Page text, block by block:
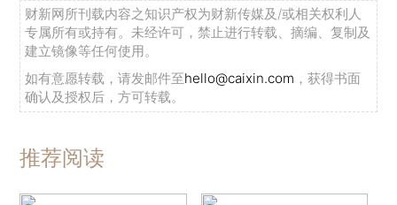
财新网所刊载内容之知识产权为财新传媒及/或相关权利人
专属所有或持有。未经许可，禁止进行转载、摘编、复制及
建立镜像等任何使用。
如有意愿转载，请发邮件至hello@caixin.com ，获得书面
确认及授权后，方可转载。
推荐阅读